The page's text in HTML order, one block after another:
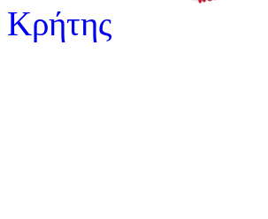
Κρήτης